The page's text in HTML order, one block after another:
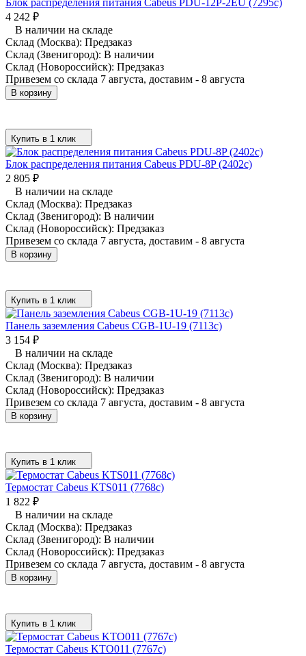
4 242 ₽
В наличии на складе
Склад (Москва): Предзаказ
Склад (Звенигород): В наличии
Склад (Новороссийск): Предзаказ
Привезем со склада 7 августа, доставим - 8 августа
В корзину
Купить в 1 клик
Блок распределения питания Cabeus PDU-8P (2402c)
2 805 ₽
В наличии на складе
Склад (Москва): Предзаказ
Склад (Звенигород): В наличии
Склад (Новороссийск): Предзаказ
Привезем со склада 7 августа, доставим - 8 августа
В корзину
Купить в 1 клик
Панель заземления Cabeus CGB-1U-19 (7113c)
3 154 ₽
В наличии на складе
Склад (Москва): Предзаказ
Склад (Звенигород): В наличии
Склад (Новороссийск): Предзаказ
Привезем со склада 7 августа, доставим - 8 августа
В корзину
Купить в 1 клик
Термостат Cabeus KTS011 (7768c)
1 822 ₽
В наличии на складе
Склад (Москва): Предзаказ
Склад (Звенигород): В наличии
Склад (Новороссийск): Предзаказ
Привезем со склада 7 августа, доставим - 8 августа
В корзину
Купить в 1 клик
Термостат Cabeus KTO011 (7767c)